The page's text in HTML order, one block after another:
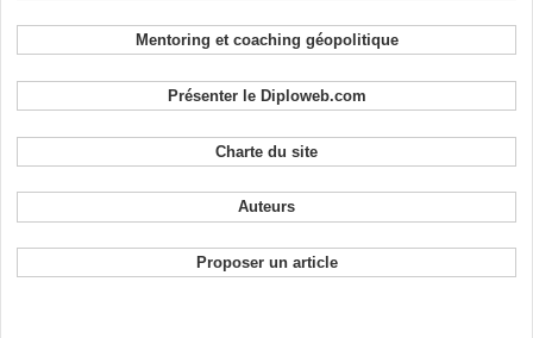
Mentoring et coaching géopolitique
Présenter le Diploweb.com
Charte du site
Auteurs
Proposer un article